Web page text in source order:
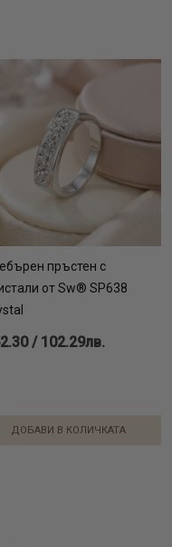
пръстен с
от Sw® SP638
/ 102.29лв.
ДОБАВИ В КОЛИЧКАТА